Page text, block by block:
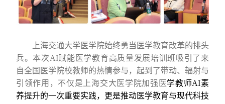
上海交通大学医学院始终勇当医学教育改革的排头
兵。本次AI赋能医学教育高质量发展培训班 吸引了来
自全国医学院校教师的热情参与，起到了带动、 辐射与
引领作用 ， 不仅是 上海交大医学院加强医学教师AI素
养提升的一次重要实践，更是推动医学教育与现代科技